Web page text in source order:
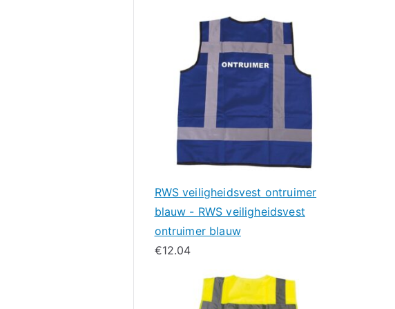
RWS veiligheidsvest ontruimer
blauw - RWS veiligheidsvest
ontruimer blauw
€12.04